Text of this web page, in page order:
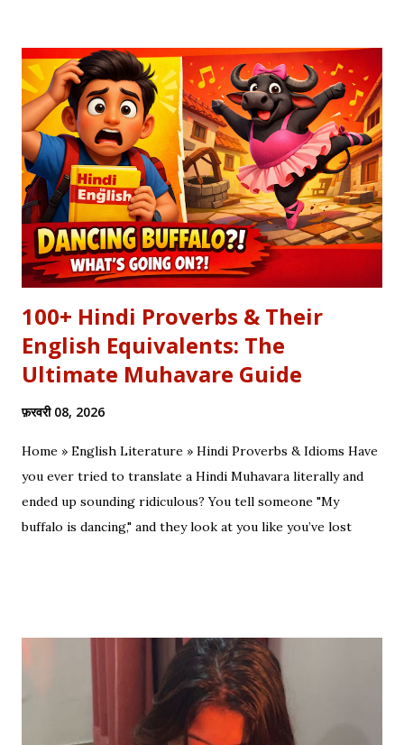
वक्त बदलते देर नहीं लगती। जिस तरह नुसरत फतेह अली खान साहब ने तुम्हें
दिल्लगी भूल जानी पड़ेगी गाकर इश्क़ और इबादत का फर्क समझाया, उसी तरह यह
कलाम हमें 'शुक्र' (Gratitude) का पाठ पढ़ाता है। इस लेख में हम इस कालजयी
रचना के हिंदी बोल (Lyrics), उसके गूढ़ अर्थ और शब्दार्थ को विस्तार से समझेंगे।
...
100+ Hindi Proverbs & Their
English Equivalents: The
Ultimate Muhavare Guide
फ़रवरी 08, 2026
Home » English Literature » Hindi Proverbs & Idioms Have
you ever tried to translate a Hindi Muhavara literally and
ended up sounding ridiculous? You tell someone "My
buffalo is dancing," and they look at you like you’ve lost
Stop Saying "My Buffalo is Dancing"! Learn the correct
English equivalents for famous Hindi idioms before your
next exam. In 2010, the internet struggled to find the
meaning of "Sau sonaar ki, ek lohaar ki." We are here to